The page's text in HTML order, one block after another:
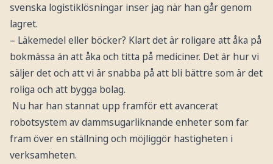
svenska logistiklösningar inser jag när han går genom
lagret.
– Läkemedel eller böcker? Klart det är roligare att åka på
bokmässa än att åka och titta på mediciner. Det är hur vi
säljer det och att vi är snabba på att bli bättre som är det
roliga och att bygga bolag.
Nu har han stannat upp framför ett avancerat
robotsystem av dammsugarliknande enheter som far
fram över en ställning och möjliggör hastigheten i
verksamheten.